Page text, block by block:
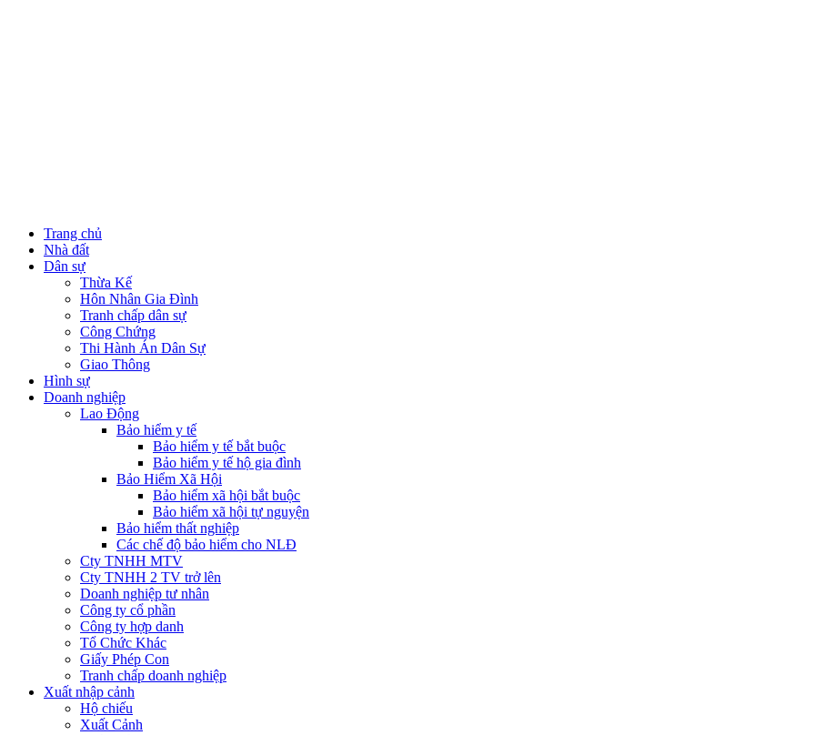
Trang chủ
Nhà đất
Dân sự
Thừa Kế
Hôn Nhân Gia Đình
Tranh chấp dân sự
Công Chứng
Thi Hành Án Dân Sự
Giao Thông
Hình sự
Doanh nghiệp
Lao Động
Bảo hiểm y tế
Bảo hiểm y tế bắt buộc
Bảo hiểm y tế hộ gia đình
Bảo Hiểm Xã Hội
Bảo hiểm xã hội bắt buộc
Bảo hiểm xã hội tự nguyện
Bảo hiểm thất nghiệp
Các chế độ bảo hiểm cho NLĐ
Cty TNHH MTV
Cty TNHH 2 TV trở lên
Doanh nghiệp tư nhân
Công ty cổ phần
Công ty hợp danh
Tổ Chức Khác
Giấy Phép Con
Tranh chấp doanh nghiệp
Xuất nhập cảnh
Hộ chiếu
Xuất Cảnh